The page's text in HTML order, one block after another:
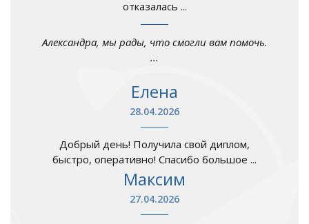
отказалась ...
Александра, мы рады, что смогли вам помочь.
...
Елена
28.04.2026
Добрый день! Получила свой диплом,
быстро, оперативно! Спасибо большое ...
Максим
27.04.2026